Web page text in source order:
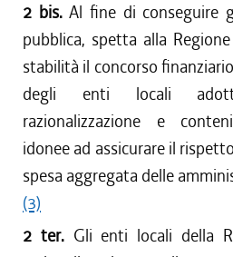
2 bis.Al fine di conseguire
pubblica, spetta alla
stabilità il concorso
degli enti locali
razionalizzazione e
idonee ad assicurare il
spesa aggregata delle
(3)
2 ter. Gli enti locali della